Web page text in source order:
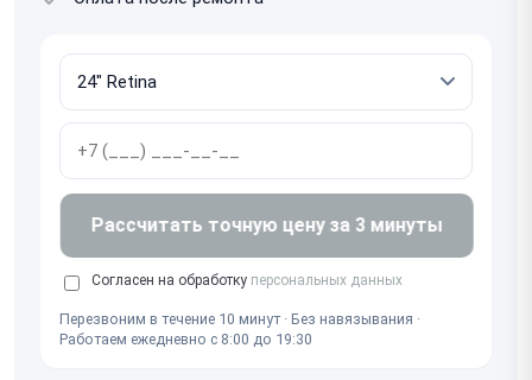
Рассчитать точную цену за 3 минуты
Согласен на обработку персональных данных
Перезвоним в течение 10 минут · Без навязывания ·
Работаем ежедневно с 8:00 до 19:30